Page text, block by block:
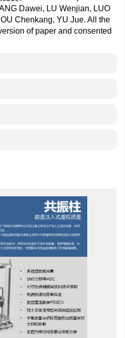
Dawei, LU Wenjian, LUO
Chenkang, YU Jue. All the
of paper and consented